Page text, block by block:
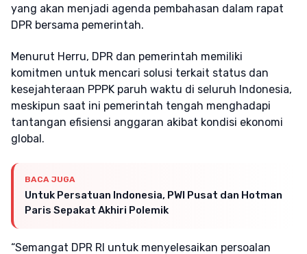
yang akan menjadi agenda pembahasan dalam rapat
DPR bersama pemerintah.
Menurut Herru, DPR dan pemerintah memiliki
komitmen untuk mencari solusi terkait status dan
kesejahteraan PPPK paruh waktu di seluruh Indonesia,
meskipun saat ini pemerintah tengah menghadapi
tantangan efisiensi anggaran akibat kondisi ekonomi
global.
BACA JUGA
Untuk Persatuan Indonesia, PWI Pusat dan Hotman
Paris Sepakat Akhiri Polemik
“Semangat DPR RI untuk menyelesaikan persoalan